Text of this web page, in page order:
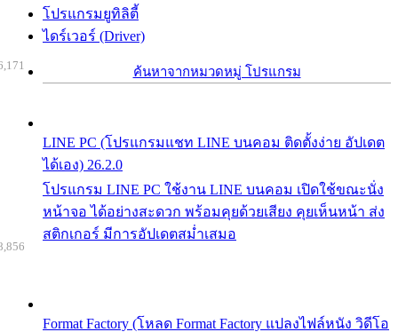
โปรแกรมยูทิลิตี้
ไดร์เวอร์ (Driver)
ค้นหาจากหมวดหมู่ โปรแกรม
LINE PC (โปรแกรมแชท LINE บนคอม ติดตั้งง่าย อัปเดต
ได้เอง) 26.2.0
โปรแกรม LINE PC ใช้งาน LINE บนคอม เปิดใช้ขณะนั่ง
หน้าจอ ได้อย่างสะดวก พร้อมคุยด้วยเสียง คุยเห็นหน้า ส่ง
สติกเกอร์ มีการอัปเดตสม่ำเสมอ
Format Factory (โหลด Format Factory แปลงไฟล์หนัง วิดีโอ